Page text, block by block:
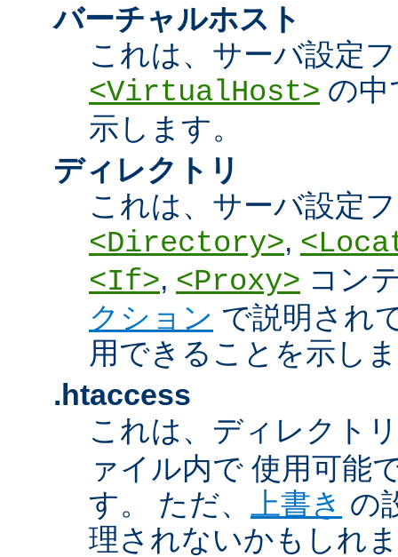
バーチャルホスト
これは、サーバ設定
<VirtualHost> の中
示します。
ディレクトリ
これは、サーバ設定
<Directory>,
<If>, <Proxy> コン
クション で説明され
用できることを示し
.htaccess
これは、ディレクトリ
ァイル内で 使用可能
す。 ただ、
上書き の
理されないかもしれ